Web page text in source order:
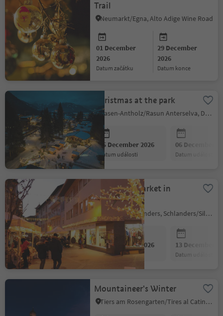
Trail
Neumarkt/Egna, Alto Adige Wine Road
01 December
2026
datum začátku
29 December
2026
datum konce
Christmas at the park
Rasen-Antholz/Rasun Anterselva, Dolomites Region Kronplatz/Plan de Corones
05 December 2026
datum události
06 December
datum události
Christmas market in
Silandro
Silandro/Schlanders, Schlanders/Silandro, Vinschgau/Val Venosta
12 December 2026
datum události
13 December
datum události
Mountaineer's Winter
Tiers am Rosengarten/Tires al Catinaccio, Dolomites Region Seiser Alm